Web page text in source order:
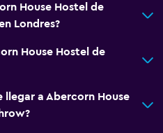
House Hostel de
Londres?
House Hostel de
llegar a Abercorn House